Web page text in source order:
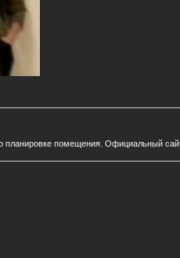
планировке помещения. Официальный